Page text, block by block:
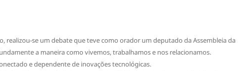
realizou-se um debate que teve como orador um deputado da Assembleia da
a maneira como vivemos, trabalhamos e nos relacionamos.
e dependente de inovações tecnológicas.